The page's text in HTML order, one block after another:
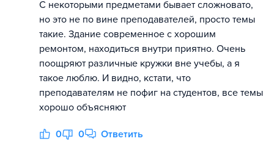
С некоторыми предметами бывает сложновато,
но это не по вине преподавателей, просто темы
такие. Здание современное с хорошим
ремонтом, находиться внутри приятно. Очень
поощряют различные кружки вне учебы, а я
такое люблю. И видно, кстати, что
преподавателям не пофиг на студентов, все темы
хорошо объясняют
0 0 Ответить